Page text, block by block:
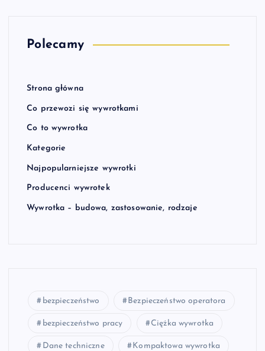
Polecamy
Strona główna
Co przewozi się wywrotkami
Co to wywrotka
Kategorie
Najpopularniejsze wywrotki
Producenci wywrotek
Wywrotka – budowa, zastosowanie, rodzaje
bezpieczeństwo Bezpieczeństwo operatora
bezpieczeństwo pracy Ciężka wywrotka
Dane techniczne Kompaktowa wywrotka